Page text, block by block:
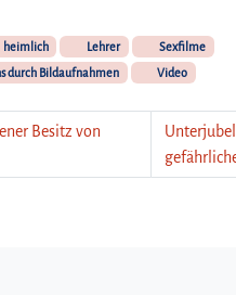
heimlich Lehrer
Sexfilme
durch Bildaufnahmen
Video
Besitz von